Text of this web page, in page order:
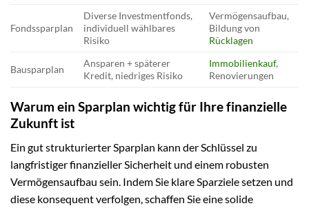
Fondssparplan
Diverse Investmentfonds,
individuell wählbares
Risiko
Vermögensaufbau,
Bildung von
Rücklagen
Bausparplan
Ansparen + späterer
Kredit, niedriges Risiko
Immobilienkauf,
Renovierungen
Warum ein Sparplan wichtig für Ihre finanzielle
Zukunft ist
Ein gut strukturierter Sparplan kann der Schlüssel zu
langfristiger finanzieller Sicherheit und einem robusten
Vermögensaufbau sein. Indem Sie klare Sparziele setzen und
diese konsequent verfolgen, schaffen Sie eine solide